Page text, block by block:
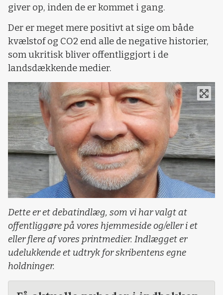
giver op, inden de er kommet i gang.
Der er meget mere positivt at sige om både
kvælstof og CO2 end alle de negative historier,
som ukritisk bliver offentliggjort i de
landsdækkende medier.
Dette er et debatindlæg, som vi har valgt at
offentliggøre på vores hjemmeside og/eller i et
eller flere af vores printmedier. Indlægget er
udelukkende et udtryk for skribentens egne
holdninger.